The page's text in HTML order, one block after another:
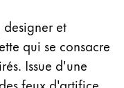
et
qui se consacre
Issue d'une